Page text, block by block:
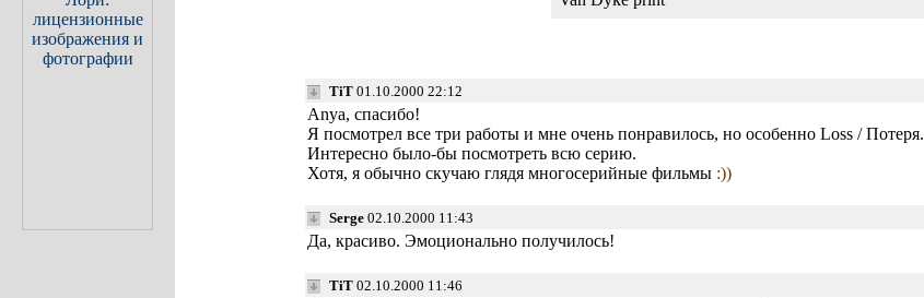
TiT01.10.2000 22:12
Anya, спасибо!
Я посмотрел все три работы и мне очень понравилось, но особенно Loss / Потеря.
Интересно было-бы посмотреть всю серию.
Хотя, я обычно скучаю глядя многосерийные фильмы :))
Serge02.10.2000 11:43
Да, красиво. Эмоционально получилось!
TiT02.10.2000 11:46